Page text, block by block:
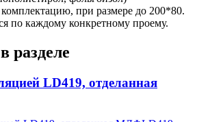
Д-36 СС
при размере до 200*80.
по каждому конкретному проему.
разделе
LD419, отделанная